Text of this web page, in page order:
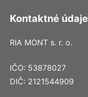
Kontaktné údaje
RIA MONT s. r. o.
IČO: 53878027
DIČ: 2121544909